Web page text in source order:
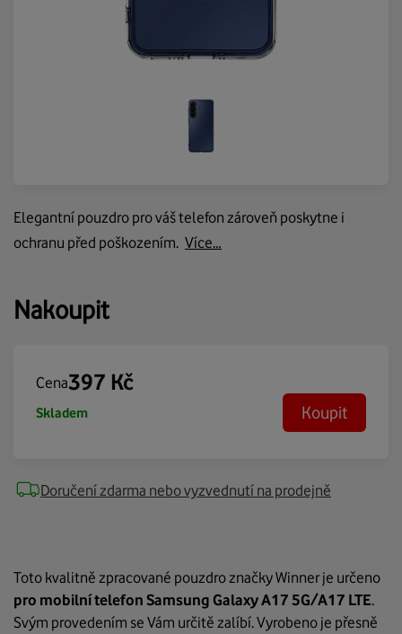
Elegantní pouzdro pro váš telefon zároveň poskytne i
ochranu před poškozením. Více…
Nakoupit
Cena397 Kč
Skladem Koupit
Doručení zdarma nebo vyzvednutí na prodejně
Toto kvalitně zpracované pouzdro značky Winner je určeno
pro mobilní telefon Samsung Galaxy A17 5G/A17 LTE.
Svým provedením se Vám určitě zalíbí. Vyrobeno je přesně